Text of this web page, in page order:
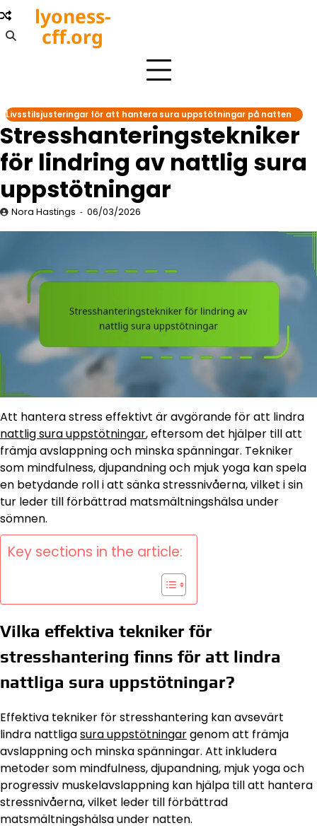
Skip
to
content
lyoness-
cff.org
Livsstilsjusteringar för att hantera sura uppstötningar på natten
Stresshanteringstekniker
för lindring av nattlig sura
uppstötningar
Nora Hastings 06/03/2026
Att hantera stress effektivt är avgörande för att lindra
nattlig sura uppstötningar, eftersom det hjälper till att
främja avslappning och minska spänningar. Tekniker
som mindfulness, djupandning och mjuk yoga kan spela
en betydande roll i att sänka stressnivåerna, vilket i sin
tur leder till förbättrad matsmältningshälsa under
sömnen.
Key sections in the article:
Vilka effektiva tekniker för
stresshantering finns för att lindra
nattliga sura uppstötningar?
Effektiva tekniker för stresshantering kan avsevärt
lindra nattligasura uppstötningargenom att främja
avslappning och minska spänningar. Att inkludera
metoder som mindfulness, djupandning, mjuk yoga och
progressiv muskelavslappning kan hjälpa till att hantera
stressnivåerna, vilket leder till förbättrad
matsmältningshälsa under natten.